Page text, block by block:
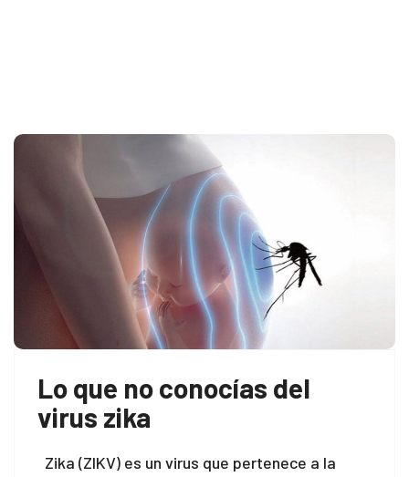
Lo que no conocías del
virus zika
Zika (ZIKV) es un virus que pertenece a la